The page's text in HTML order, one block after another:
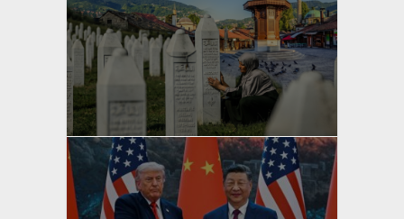
yazan
Bahri Ak